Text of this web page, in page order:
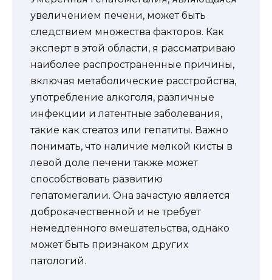
увеличением печени, может быть
следствием множества факторов. Как
эксперт в этой области, я рассматриваю
наиболее распространенные причины,
включая метаболические расстройства,
употребление алкоголя, различные
инфекции и латентные заболевания,
такие как стеатоз или гепатиты. Важно
понимать, что наличие мелкой кисты в
левой доле печени также может
способствовать развитию
гепатомегалии. Она зачастую является
доброкачественной и не требует
немедленного вмешательства, однако
может быть признаком других
патологий.